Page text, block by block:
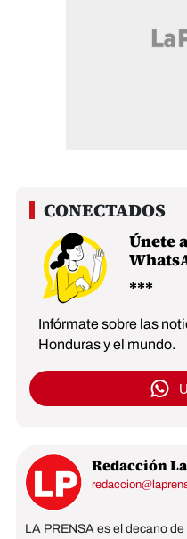
Únete
Infórmate sobre las
Honduras y el mundo.
Redacción
LA PRENSA es el decano